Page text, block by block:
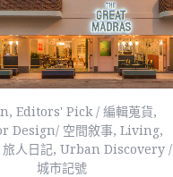
, Editors' Pick / 編輯蒐貨,
Design/ 空間敘事, Living,
人日記, Urban Discovery /
城市記號